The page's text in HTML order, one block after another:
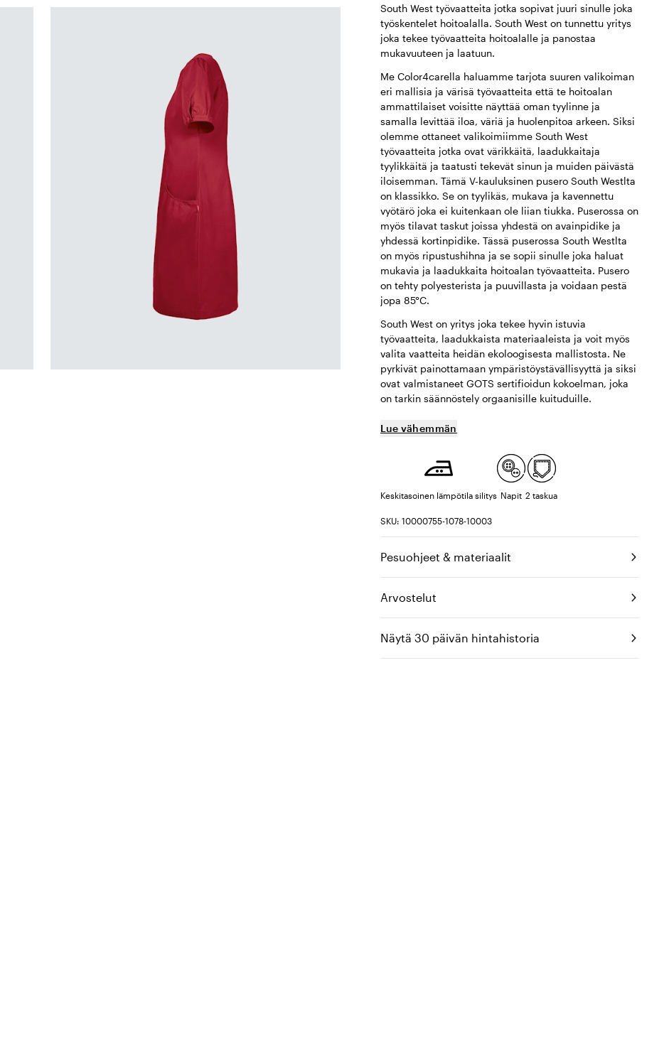
South West työvaatteita jotka sopivat juuri sinulle joka
työskentelet hoitoalalla. South West on tunnettu yritys
joka tekee työvaatteita hoitoalalle ja panostaa
mukavuuteen ja laatuun.
Me Color4carella haluamme tarjota suuren valikoiman
eri mallisia ja värisä työvaatteita että te hoitoalan
ammattilaiset voisitte näyttää oman tyylinne ja
samalla levittää iloa, väriä ja huolenpitoa arkeen. Siksi
olemme ottaneet valikoimiimme South West
työvaatteita jotka ovat värikkäitä, laadukkaitaja
tyylikkäitä ja taatusti tekevät sinun ja muiden päivästä
iloisemman. Tämä V-kauluksinen pusero South Westlta
on klassikko. Se on tyylikäs, mukava ja kavennettu
vyötärö joka ei kuitenkaan ole liian tiukka. Puserossa on
myös tilavat taskut joissa yhdestä on avainpidike ja
yhdessä kortinpidike. Tässä puserossa South Westlta
on myös ripustushihna ja se sopii sinulle joka haluat
mukavia ja laadukkaita hoitoalan työvaatteita. Pusero
on tehty polyesterista ja puuvillasta ja voidaan pestä
jopa 85°C.
South West on yritys joka tekee hyvin istuvia
työvaatteita, laadukkaista materiaaleista ja voit myös
valita vaatteita heidän ekoloogisesta mallistosta. Ne
pyrkivät painottamaan ympäristöystävällisyyttä ja siksi
ovat valmistaneet GOTS sertifioidun kokoelman, joka
on tarkin säännöstely orgaanisille kuituduille.
Lue vähemmän
Keskitasoinen lämpötila silitys Napit 2 taskua
SKU: 10000755-1078-10003
Pesuohjeet & materiaalit
Arvostelut
Näytä 30 päivän hintahistoria